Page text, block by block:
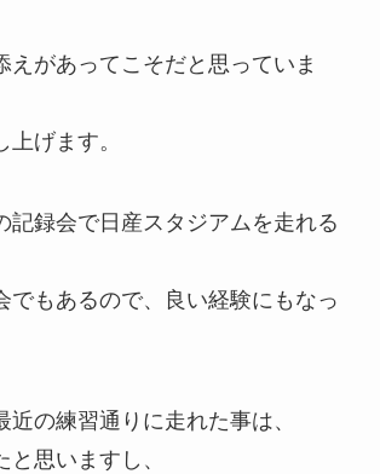
えがあってこそだと思っていま
げます。
記録会で日産スタジアムを走れる
でもあるので、良い経験にもなっ
近の練習通りに走れた事は、
思いますし、